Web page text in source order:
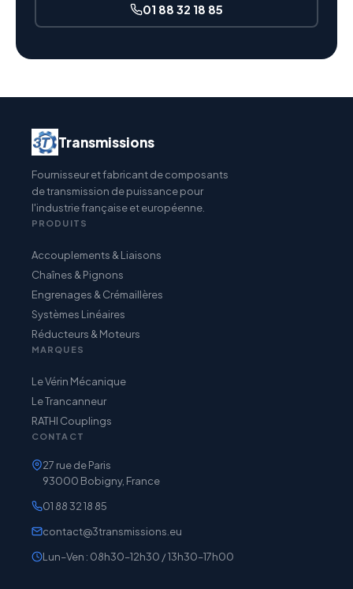
01 88 32 18 85
Transmissions
Fournisseur et fabricant de composants
de transmission de puissance pour
l'industrie française et européenne.
PRODUITS
Accouplements & Liaisons
Chaînes & Pignons
Engrenages & Crémaillères
Systèmes Linéaires
Réducteurs & Moteurs
MARQUES
Le Vérin Mécanique
Le Trancanneur
RATHI Couplings
CONTACT
27 rue de Paris
93000 Bobigny, France
01 88 32 18 85
contact@3transmissions.eu
Lun–Ven : 08h30–12h30 / 13h30–17h00